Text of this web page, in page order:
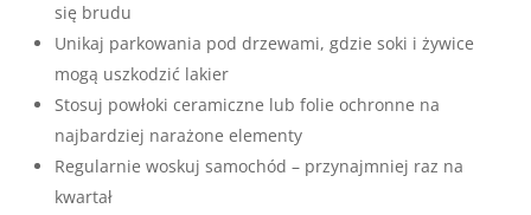
się brudu
Unikaj parkowania pod drzewami, gdzie soki i żywice
mogą uszkodzić lakier
Stosuj powłoki ceramiczne lub folie ochronne na
najbardziej narażone elementy
Regularnie woskuj samochód – przynajmniej raz na
kwartał